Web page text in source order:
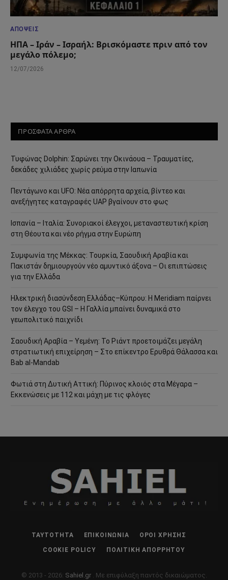
ΑΠΌΨΕΙΣ
ΗΠΑ – Ιράν – Ισραήλ: Βρισκόμαστε πριν από τον
μεγάλο πόλεμο;
12/07/2026
ΠΡΟΣΦΑΤΑ ΑΡΘΡΑ
Τυφώνας Dolphin: Σαρώνει την Οκινάουα – Τραυματίες,
δεκάδες χιλιάδες χωρίς ρεύμα στην Ιαπωνία
Πεντάγωνο και UFO: Νέα απόρρητα αρχεία, βίντεο και
ανεξήγητες καταγραφές UAP βγαίνουν στο φως
Ισπανία – Ιταλία: Συνοριακοί έλεγχοι, μεταναστευτική κρίση
στη Θέουτα και νέο ρήγμα στην Ευρώπη
Συμφωνία της Μέκκας: Τουρκία, Σαουδική Αραβία και
Πακιστάν δημιουργούν νέο αμυντικό άξονα – Οι επιπτώσεις
για την Ελλάδα
Ηλεκτρική διασύνδεση Ελλάδας–Κύπρου: Η Meridiam παίρνει
τον έλεγχο του GSI – Η Γαλλία μπαίνει δυναμικά στο
γεωπολιτικό παιχνίδι
Σαουδική Αραβία – Υεμένη: Το Ριάντ προετοιμάζει μεγάλη
στρατιωτική επιχείρηση – Στο επίκεντρο Ερυθρά Θάλασσα και
Bab al-Mandab
Φωτιά στη Δυτική Αττική: Πύρινος κλοιός στα Μέγαρα –
Εκκενώσεις με 112 και μάχη με τις φλόγες
ΤΑΥΤΌΤΗΤΑ ΕΠΙΚΟΙΝΩΝΊΑ ΌΡΟΙ ΧΡΉΣΗΣ
COOKIE POLICY ΠΟΛΙΤΙΚΉ ΑΠΟΡΡΉΤΟΥ
© 2013 - 2026: Sahiel.gr . Με επιφύλαξη παντός δικαιώματος.